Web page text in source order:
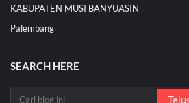
KABUPATEN MUSI BANYUASIN
Palembang
SEARCH HERE